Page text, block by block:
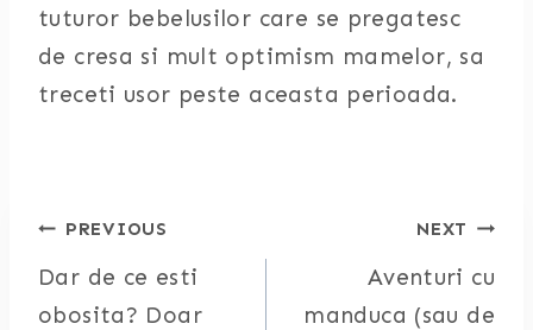
tuturor bebelusilor care se pregatesc
de cresa si mult optimism mamelor, sa
treceti usor peste aceasta perioada.
Post
navigation
PREVIOUS
Dar de ce esti
obosita? Doar
NEXT
Aventuri cu
manduca (sau de